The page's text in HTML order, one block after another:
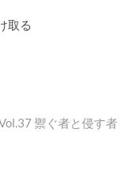
取る
禦ぐ者と侵す